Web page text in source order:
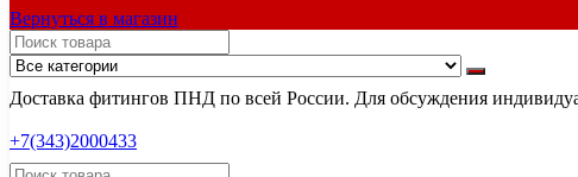
Вернуться в магазин
Доставка фитингов ПНД по всей России. Для обсуждения
+7(343)2000433